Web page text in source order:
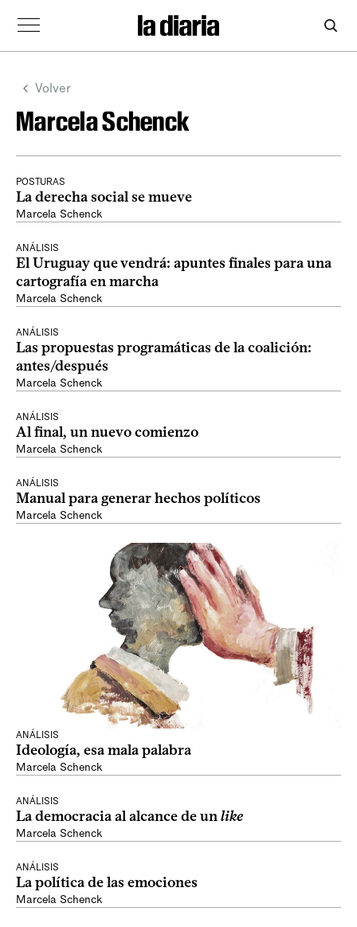
Volver
Marcela Schenck
POSTURAS
La derecha social se mueve
Marcela Schenck
ANÁLISIS
El Uruguay que vendrá: apuntes finales para una
cartografía en marcha
Marcela Schenck
ANÁLISIS
Las propuestas programáticas de la coalición:
antes/después
Marcela Schenck
ANÁLISIS
Al final, un nuevo comienzo
Marcela Schenck
ANÁLISIS
Manual para generar hechos políticos
Marcela Schenck
ANÁLISIS
Ideología, esa mala palabra
Marcela Schenck
ANÁLISIS
La democracia al alcance de unlike
Marcela Schenck
ANÁLISIS
La política de las emociones
Marcela Schenck